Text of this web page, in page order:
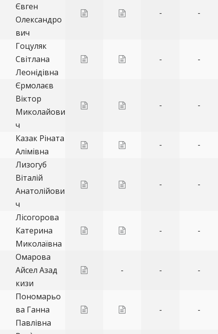
Євген
Олександро
вич
- -
Гоцуляк
Світлана
Леонідівна
- -
Єрмолаєв
Віктор
Миколайови
ч
- -
Казак Ріната
Алімівна
-
-
Лизогуб
Віталій
Анатолійови
ч
- -
Лісогорова
Катерина
Миколаївна
- -
Омарова
Айсел Азад
кизи
- - -
Пономарьо
ва Ганна
Павлівна
- -